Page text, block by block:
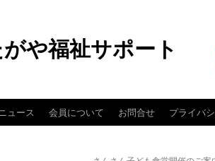
や福祉サポート
ュース 会員について お問合せ プライバ